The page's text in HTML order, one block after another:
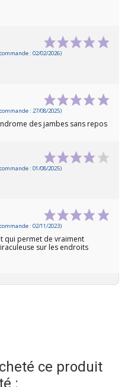
: 02/02/2026)
: 27/08/2025)
des jambes sans repos
: 01/08/2025)
: 02/11/2023)
qui permet de vraiment
sur les endroits
ce produit
: